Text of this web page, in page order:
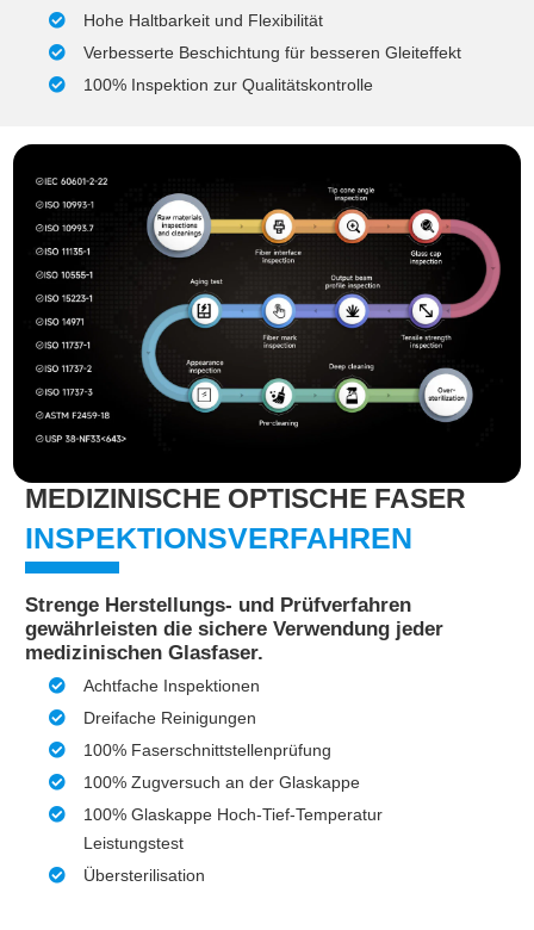
Hohe Haltbarkeit und Flexibilität
Verbesserte Beschichtung für besseren Gleiteffekt
100% Inspektion zur Qualitätskontrolle
MEDIZINISCHE OPTISCHE FASER
INSPEKTIONSVERFAHREN
Strenge Herstellungs- und Prüfverfahren
gewährleisten die sichere Verwendung jeder
medizinischen Glasfaser.
Achtfache Inspektionen
Dreifache Reinigungen
100% Faserschnittstellenprüfung
100% Zugversuch an der Glaskappe
100% Glaskappe Hoch-Tief-Temperatur
Leistungstest
Übersterilisation